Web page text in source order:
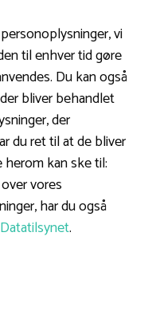
vi
til enhver tid gøre
Du kan også
bliver behandlet
der
du ret til at de bliver
kan ske til:
vores
har du også
Datatilsynet.